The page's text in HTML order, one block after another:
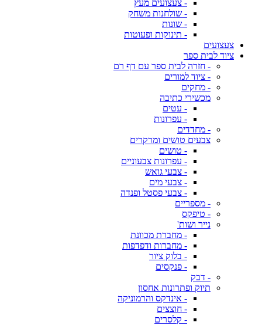
- צעצועים מעץ
- שולחנות משחק
- שונות
- תינוקות ופעוטות
צעצועים
ציוד לבית ספר
- חזרה לבית ספר עם דף רם
- ציוד למורים
- מחקים
מכשירי כתיבה
- עטים
- עפרונות
- מחדדים
צבעים טושים ומרקרים
- טושים
- עפרונות צבעוניים
- צבעי גואש
- צבעי מים
- צבעי פסטל ופנדה
- מספריים
- טיפקס
נייר ושות'
- מחברת מכוונת
- מחברות ודפדפות
- בלוק ציור
- פנקסים
- דבק
תיוק ופתרונות אחסון
- אינדקס והרמוניקה
- חוצצים
- קלסרים